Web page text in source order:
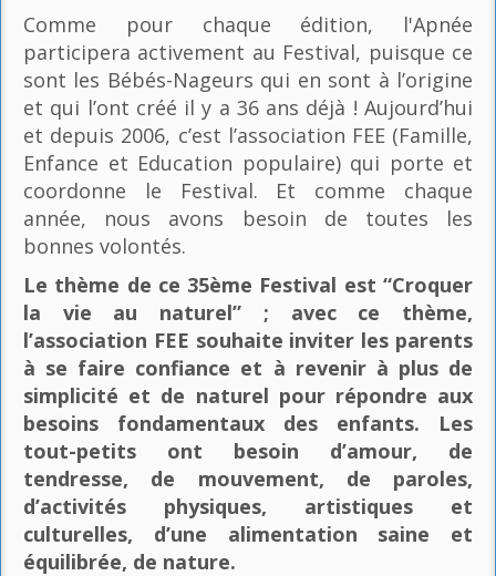
Comme pour chaque édition, l'Apnée
participera activement au Festival, puisque ce
sont les Bébés-Nageurs qui en sont à l’origine
et qui l’ont créé il y a 36 ans déjà ! Aujourd’hui
et depuis 2006, c’est l’association FEE (Famille,
Enfance et Education populaire) qui porte et
coordonne le Festival. Et comme chaque
année, nous avons besoin de toutes les
bonnes volontés.
Le thème de ce 35ème Festival est “Croquer
la vie au naturel” ; avec ce thème,
l’association FEE souhaite inviter les parents
à se faire confiance et à revenir à plus de
simplicité et de naturel pour répondre aux
besoins fondamentaux des enfants. Les
tout-petits ont besoin d’amour, de
tendresse, de mouvement, de paroles,
d’activités physiques, artistiques et
culturelles, d’une alimentation saine et
équilibrée, de nature.